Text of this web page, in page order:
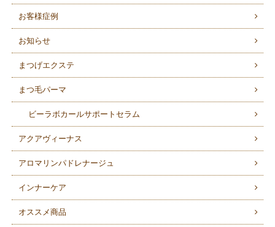
お客様症例
お知らせ
まつげエクステ
まつ毛パーマ
ビーラボカールサポートセラム
アクアヴィーナス
アロマリンパドレナージュ
インナーケア
オススメ商品